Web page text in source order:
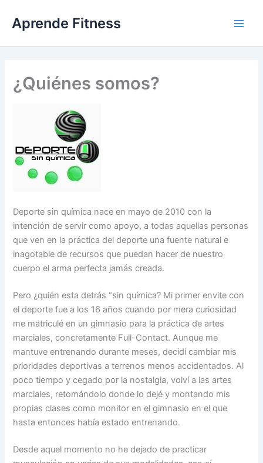
contenido
Aprende Fitness
¿Quiénes somos?
Deporte sin química nace en mayo de 2010 con la
intención de servir como apoyo, a todas aquellas personas
que ven en la práctica del deporte una fuente natural e
inagotable de recursos que puedan hacer de nuestro
cuerpo el arma perfecta jamás creada.
Pero ¿quién esta detrás “sin química? Mi primer envite con
el deporte fue a los 16 años cuando por mera curiosidad
me matriculé en un gimnasio para la práctica de artes
marciales, concretamente Full-Contact. Aunque me
mantuve entrenando durante meses, decidí cambiar mis
prioridades deportivas a terrenos menos accidentados. Al
poco tiempo y cegado por la nostalgia, volví a las artes
marciales, retomándolo donde lo dejé y montando mis
propias clases como monitor en el gimnasio en el que
hasta entonces había estado entrenando.
Desde aquel momento no he dejado de practicar